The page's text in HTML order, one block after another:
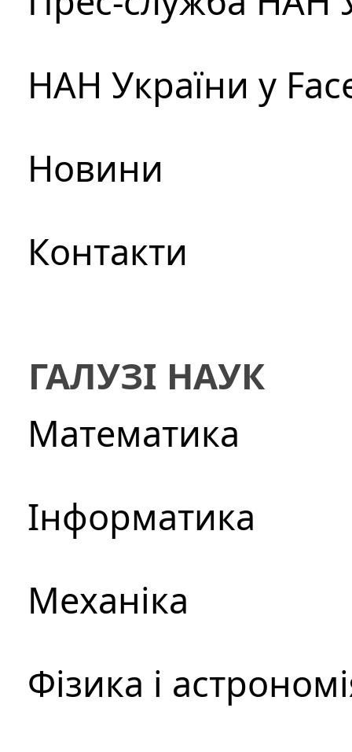
НАН України у
Новини
Контакти
ГАЛУЗІ НАУК
Математика
Інформатика
Механіка
Фізика і